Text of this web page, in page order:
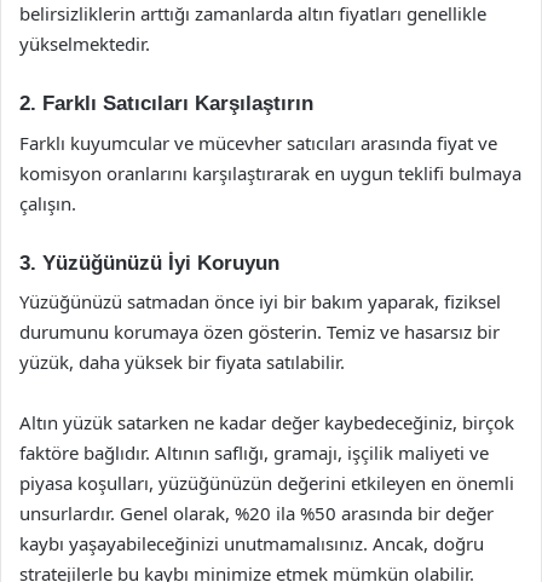
belirsizliklerin arttığı zamanlarda altın fiyatları genellikle
yükselmektedir.
2. Farklı Satıcıları Karşılaştırın
Farklı kuyumcular ve mücevher satıcıları arasında fiyat ve
komisyon oranlarını karşılaştırarak en uygun teklifi bulmaya
çalışın.
3. Yüzüğünüzü İyi Koruyun
Yüzüğünüzü satmadan önce iyi bir bakım yaparak, fiziksel
durumunu korumaya özen gösterin. Temiz ve hasarsız bir
yüzük, daha yüksek bir fiyata satılabilir.
Altın yüzük satarken ne kadar değer kaybedeceğiniz, birçok
faktöre bağlıdır. Altının saflığı, gramajı, işçilik maliyeti ve
piyasa koşulları, yüzüğünüzün değerini etkileyen en önemli
unsurlardır. Genel olarak, %20 ila %50 arasında bir değer
kaybı yaşayabileceğinizi unutmamalısınız. Ancak, doğru
stratejilerle bu kaybı minimize etmek mümkün olabilir.